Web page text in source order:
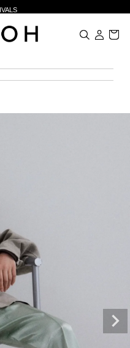
トプレゼント
休業のお知らせ